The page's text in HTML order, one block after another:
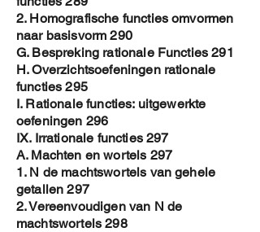
2. Homografische functies omvormen
naar basisvorm 290
G. Bespreking rationale Functies 291
H. Overzichtsoefeningen rationale
functies 295
I. Rationale functies: uitgewerkte
oefeningen 296
IX. Irrationale functies 297
A. Machten en wortels 297
1. N de machtswortels van gehele
getallen 297
2. Vereenvoudigen van N de
machtswortels 298